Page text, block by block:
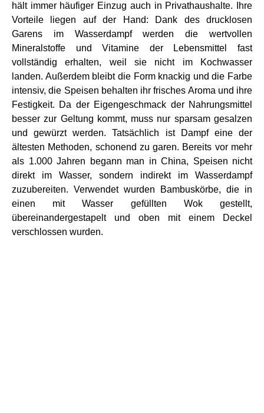
hält immer häufiger Einzug auch in Privathaushalte. Ihre
Vorteile liegen auf der Hand: Dank des drucklosen
Garens im Wasserdampf werden die wertvollen
Mineralstoffe und Vitamine der Lebensmittel fast
vollständig erhalten, weil sie nicht im Kochwasser
landen. Außerdem bleibt die Form knackig und die Farbe
intensiv, die Speisen behalten ihr frisches Aroma und ihre
Festigkeit. Da der Eigengeschmack der Nahrungsmittel
besser zur Geltung kommt, muss nur sparsam gesalzen
und gewürzt werden. Tatsächlich ist Dampf eine der
ältesten Methoden, schonend zu garen. Bereits vor mehr
als 1.000 Jahren begann man in China, Speisen nicht
direkt im Wasser, sondern indirekt im Wasserdampf
zuzubereiten. Verwendet wurden Bambuskörbe, die in
einen mit Wasser gefüllten Wok gestellt,
übereinandergestapelt und oben mit einem Deckel
verschlossen wurden.